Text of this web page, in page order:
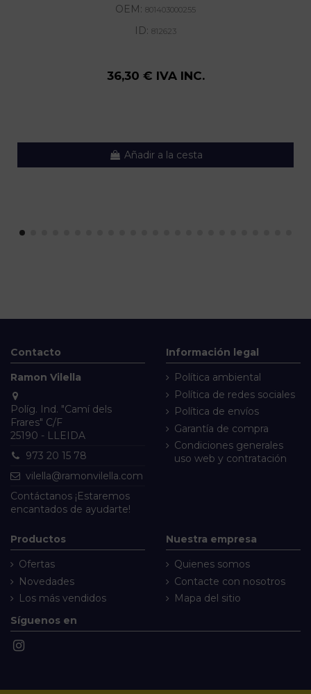
OEM: 801403000255
ID: 812623
36,30 € IVA INC.
Añadir a la cesta
Contacto
Ramon Vilella
Políg. Ind. "Camí dels
Frares" C/F
25190 - LLEIDA
973 20 15 78
vilella@ramonvilella.com
Contáctanos ¡Estaremos
encantados de ayudarte!
Información legal
Política ambiental
Política de redes sociales
Política de envíos
Garantía de compra
Condiciones generales
uso web y contratación
Productos
Ofertas
Novedades
Los más vendidos
Nuestra empresa
Quienes somos
Contacte con nosotros
Mapa del sitio
Síguenos en